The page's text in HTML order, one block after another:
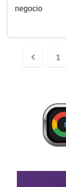
negocio
1